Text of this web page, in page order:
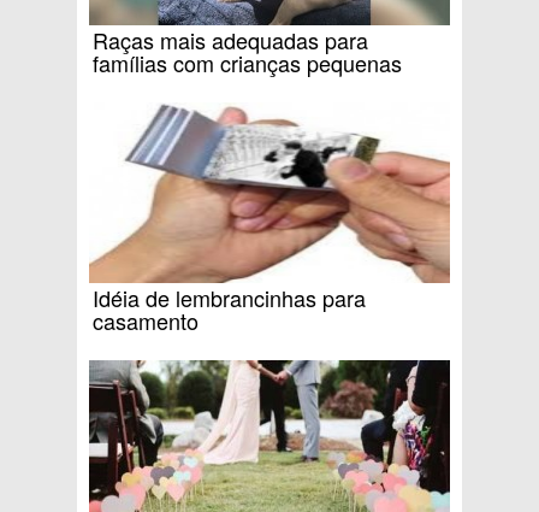
Raças mais adequadas para
famílias com crianças pequenas
Idéia de lembrancinhas para
casamento